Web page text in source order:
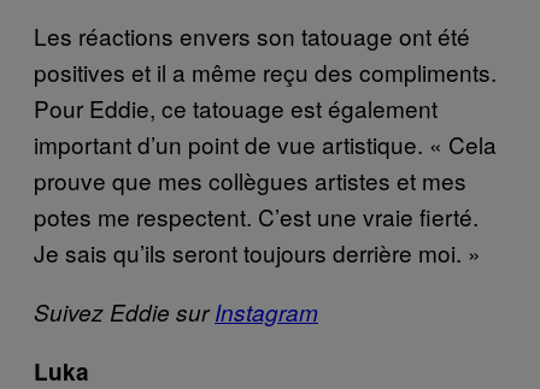
Les réactions envers son tatouage ont été
positives et il a même reçu des compliments.
Pour Eddie, ce tatouage est également
important d’un point de vue artistique. « Cela
prouve que mes collègues artistes et mes
potes me respectent. C’est une vraie fierté.
Je sais qu’ils seront toujours derrière moi. »
Suivez Eddie surInstagram
Luka